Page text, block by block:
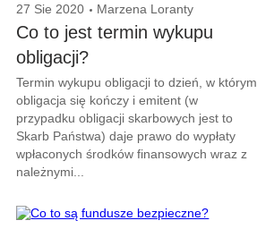
27 Sie 2020 Marzena Loranty
Co to jest termin wykupu
obligacji?
Termin wykupu obligacji to dzień, w którym
obligacja się kończy i emitent (w
przypadku obligacji skarbowych jest to
Skarb Państwa) daje prawo do wypłaty
wpłaconych środków finansowych wraz z
należnymi...